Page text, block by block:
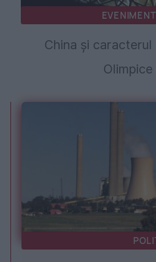
China și